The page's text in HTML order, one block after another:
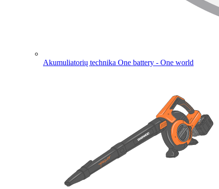
Akumuliatorių technika One battery - One world